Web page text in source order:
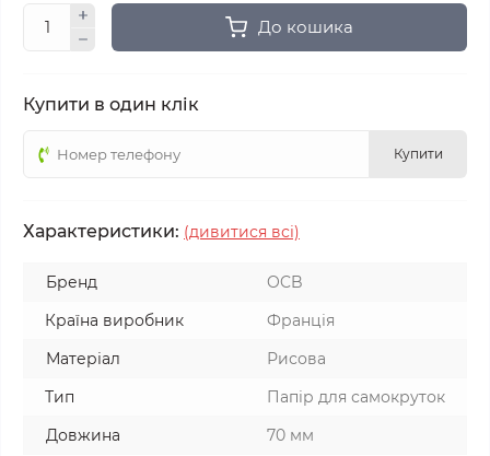
До кошика
Купити в один клік
Купити
Характеристики: (дивитися всі)
Бренд
OCB
Країна виробник
Франція
Матеріал
Рисова
Тип
Папір для самокруток
Довжина
70 мм